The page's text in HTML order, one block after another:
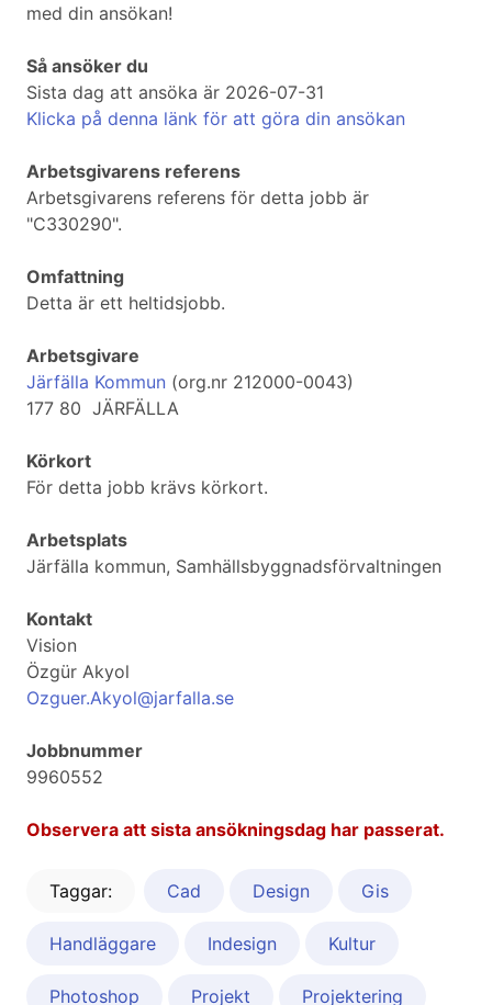
med din ansökan!
Så ansöker du
Sista dag att ansöka är 2026-07-31
Klicka på denna länk för att göra din ansökan
Arbetsgivarens referens
Arbetsgivarens referens för detta jobb är
"C330290".
Omfattning
Detta är ett heltidsjobb.
Arbetsgivare
Järfälla Kommun (org.nr 212000-0043)
177 80 JÄRFÄLLA
Körkort
För detta jobb krävs körkort.
Arbetsplats
Järfälla kommun, Samhällsbyggnadsförvaltningen
Kontakt
Vision
Özgür Akyol
Ozguer.Akyol@jarfalla.se
Jobbnummer
9960552
Observera att sista ansökningsdag har passerat.
Taggar: Cad Design Gis
Handläggare Indesign Kultur
Photoshop Projekt Projektering